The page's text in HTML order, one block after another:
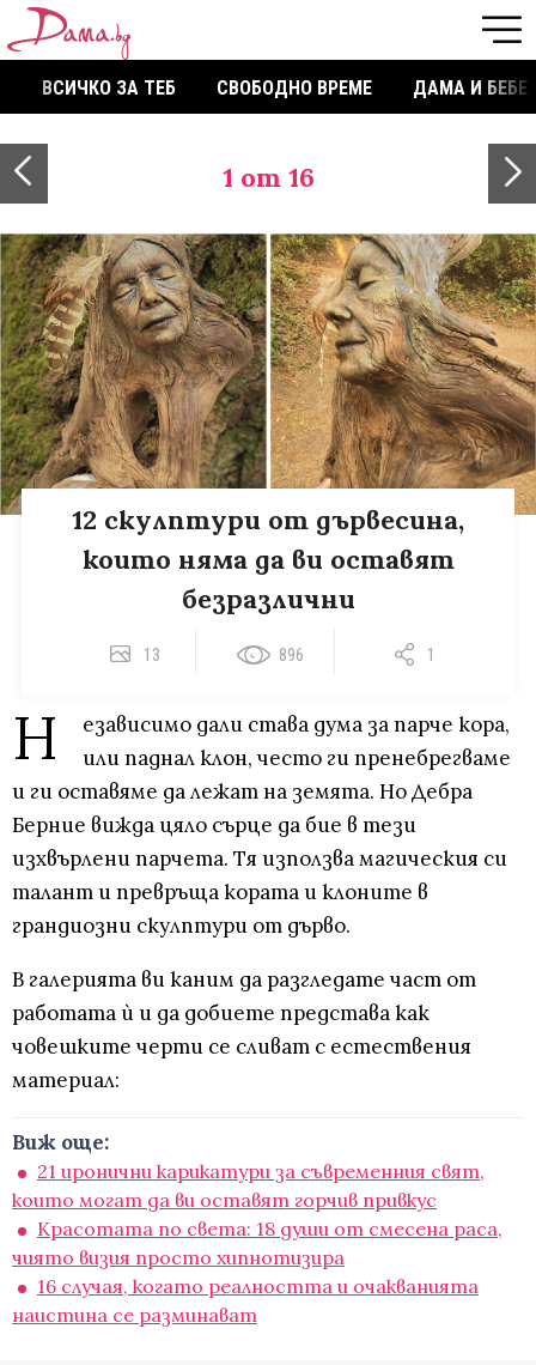
ВСИЧКО ЗА ТЕБ СВОБОДНО ВРЕМЕ ДАМА И БЕБЕ
1 от 16
12 скулптури от дървесина,
които няма да ви оставят
безразлични
13 896 1
Н
езависимо дали става дума за парче кора,
или паднал клон, често ги пренебрегваме
и ги оставяме да лежат на земята. Но Дебра
Берние вижда цяло сърце да бие в тези
изхвърлени парчета. Тя използва магическия си
талант и превръща кората и клоните в
грандиозни скулптури от дърво.
В галерията ви каним да разгледате част от
работата ѝ и да добиете представа как
човешките черти се сливат с естествения
материал:
Виж още:
21 иронични карикатури за съвременния свят,
които могат да ви оставят горчив привкус
Красотата по света: 18 души от смесена раса,
чиято визия просто хипнотизира
16 случая, когато реалността и очакванията
наистина се разминават